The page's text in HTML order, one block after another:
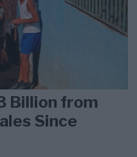
Billion from
Since